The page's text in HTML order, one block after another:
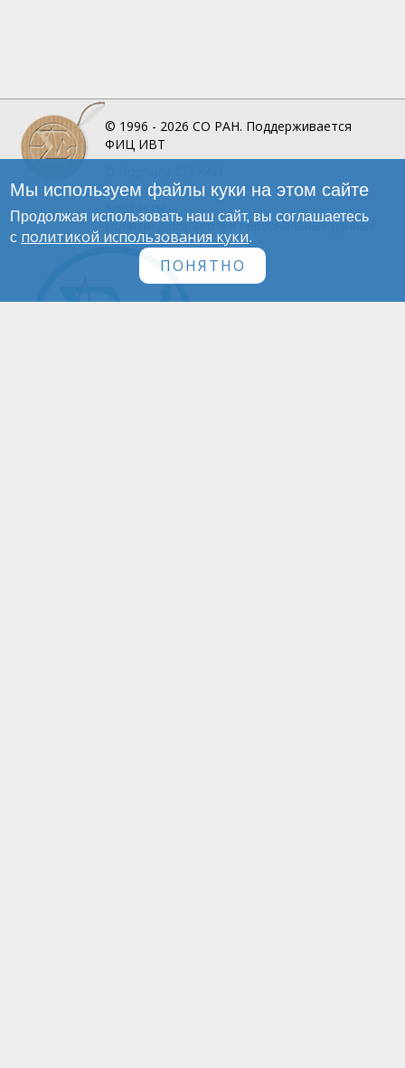
© 1996 - 2026 СО РАН. Поддерживается
ФИЦ ИВТ
Инфографика
Политика обработки персональных данных
Мы используем файлы куки на этом сайте
Продолжая использовать наш сайт, вы соглашаетесь
с политикой использования куки.
ПОНЯТНО